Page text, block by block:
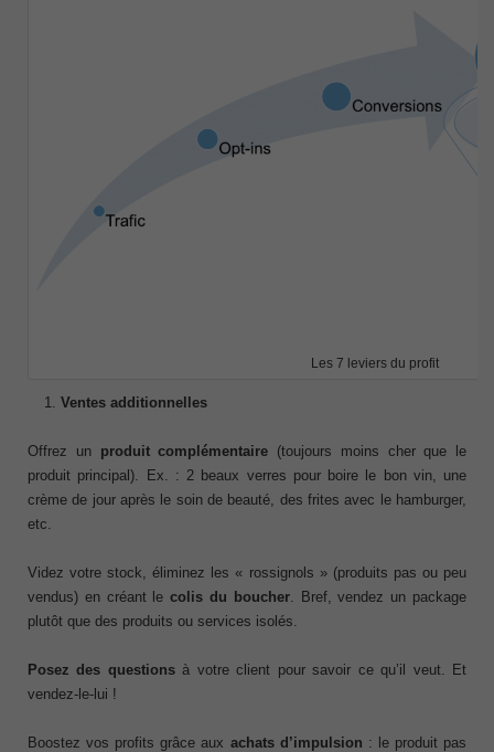
Les 7 leviers du profit
Ventes additionnelles
Offrez un produit complémentaire (toujours moins cher que le
produit principal). Ex. : 2 beaux verres pour boire le bon vin, une
crème de jour après le soin de beauté, des frites avec le hamburger,
etc.
Videz votre stock, éliminez les « rossignols » (produits pas ou peu
vendus) en créant lecolis du boucher. Bref, vendez un package
plutôt que des produits ou services isolés.
Posez des questionsà votre client pour savoir ce qu’il veut. Et
vendez-le-lui !
Boostez vos profits grâce aux achats d’impulsion : le produit pas